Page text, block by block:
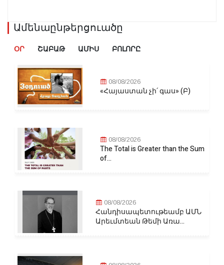
Ամենաընթերցուածը
ՕՐ ՇԱԲԱԹ ԱՄԻՍ ԲՈԼՈՐԸ
08/08/2026
«Հայաստան չի՛ գաս» (Բ)
08/08/2026
The Total is Greater than the Sum
of...
08/08/2026
Հանդիսապետութեամբ ԱՄՆ
Արեւմտեան Թեմի Առա...